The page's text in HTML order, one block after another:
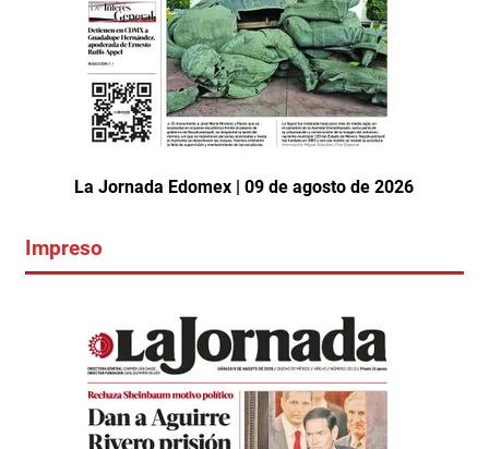
La Jornada Edomex | 09 de agosto de 2026
Impreso